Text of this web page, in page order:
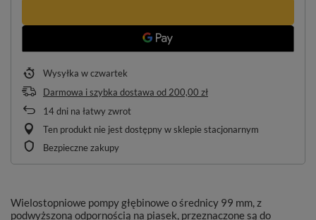
Wysyłka w czwartek
Darmowa i szybka dostawa od 200,00 zł
14dni na łatwy zwrot
Ten produkt nie jest dostępny w sklepie stacjonarnym
Bezpieczne zakupy
Wielostopniowe pompy głębinowe o średnicy 99 mm, z
podwyższoną odpornością na piasek, przeznaczone są do